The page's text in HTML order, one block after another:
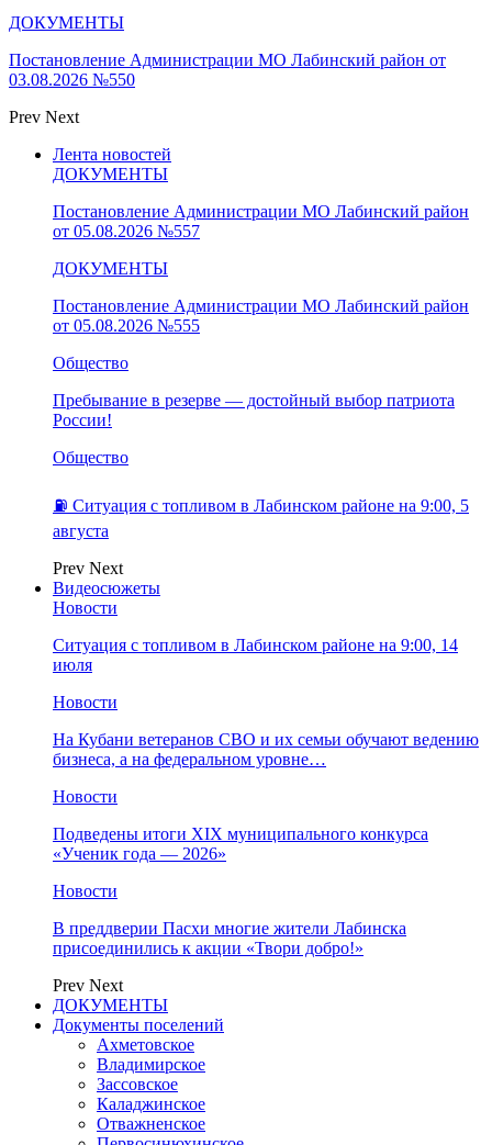
ДОКУМЕНТЫ
Постановление Администрации МО Лабинский район от
03.08.2026 №550
Prev Next
Лента новостей
ДОКУМЕНТЫ
Постановление Администрации МО Лабинский район
от 05.08.2026 №557
ДОКУМЕНТЫ
Постановление Администрации МО Лабинский район
от 05.08.2026 №555
Общество
Пребывание в резерве — достойный выбор патриота
России!
Общество
⛽️ Ситуация с топливом в Лабинском районе на 9:00, 5
августа
Prev Next
Видеосюжеты
Новости
Ситуация с топливом в Лабинском районе на 9:00, 14
июля
Новости
На Кубани ветеранов СВО и их семьи обучают ведению
бизнеса, а на федеральном уровне…
Новости
Подведены итоги XIX муниципального конкурса
«Ученик года — 2026»
Новости
В преддверии Пасхи многие жители Лабинска
присоединились к акции «Твори добро!»
Prev Next
ДОКУМЕНТЫ
Документы поселений
Ахметовское
Владимирское
Зассовское
Каладжинское
Отважненское